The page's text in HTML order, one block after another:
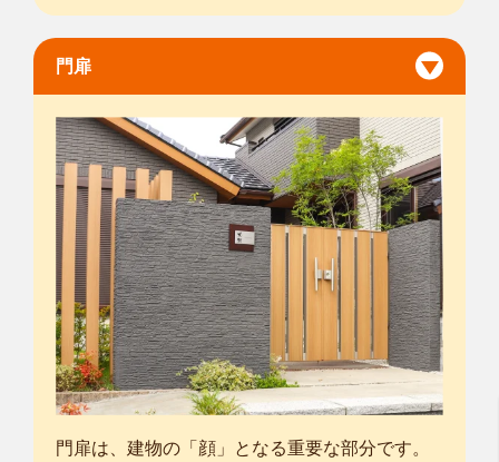
門扉
門扉は、建物の「顔」となる重要な部分です。